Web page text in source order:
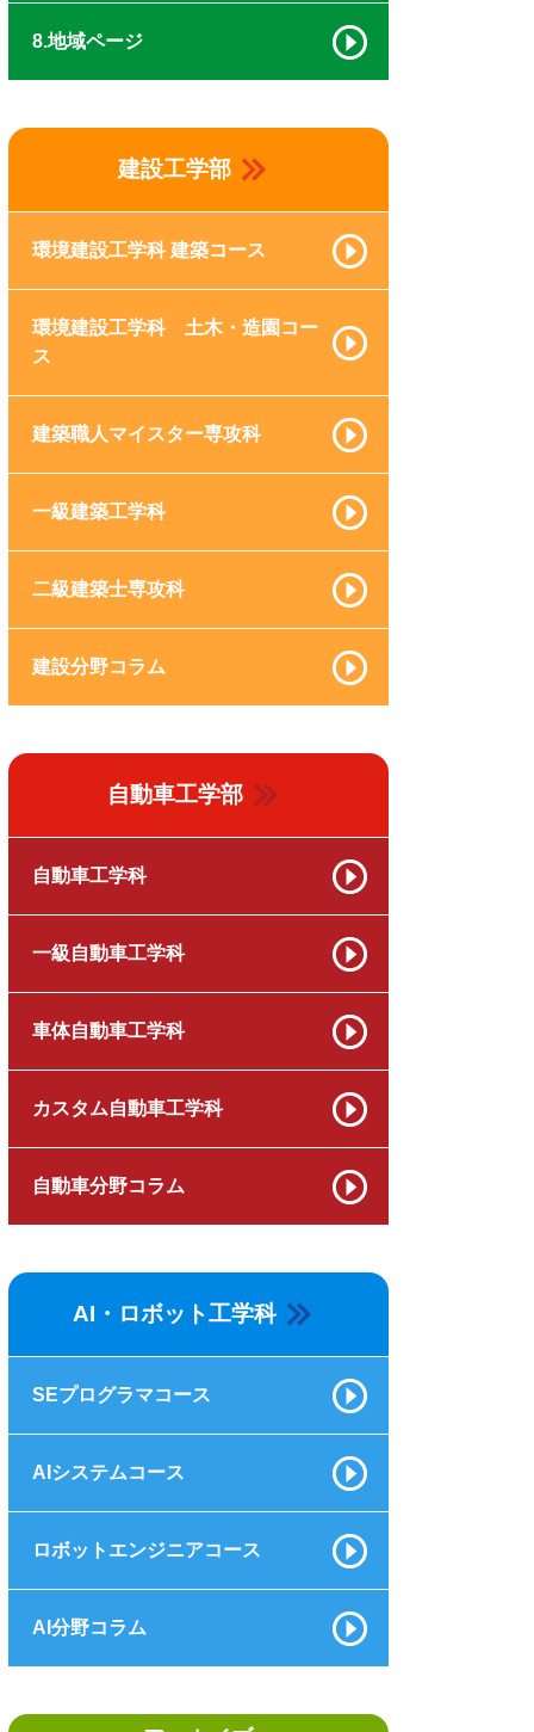
8.地域ページ
建設工学部
環境建設工学科 建築コース
環境建設工学科 土木・造園コー
ス
建築職人マイスター専攻科
一級建築工学科
二級建築士専攻科
建設分野コラム
自動車工学部
自動車工学科
一級自動車工学科
車体自動車工学科
カスタム自動車工学科
自動車分野コラム
AI・ロボット工学科
SEプログラマコース
AIシステムコース
ロボットエンジニアコース
AI分野コラム